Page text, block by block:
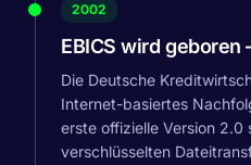
2002
EBICS wird
Die Deutsche
Internet-basiertes
erste offizielle Version 2.0
verschlüsselten